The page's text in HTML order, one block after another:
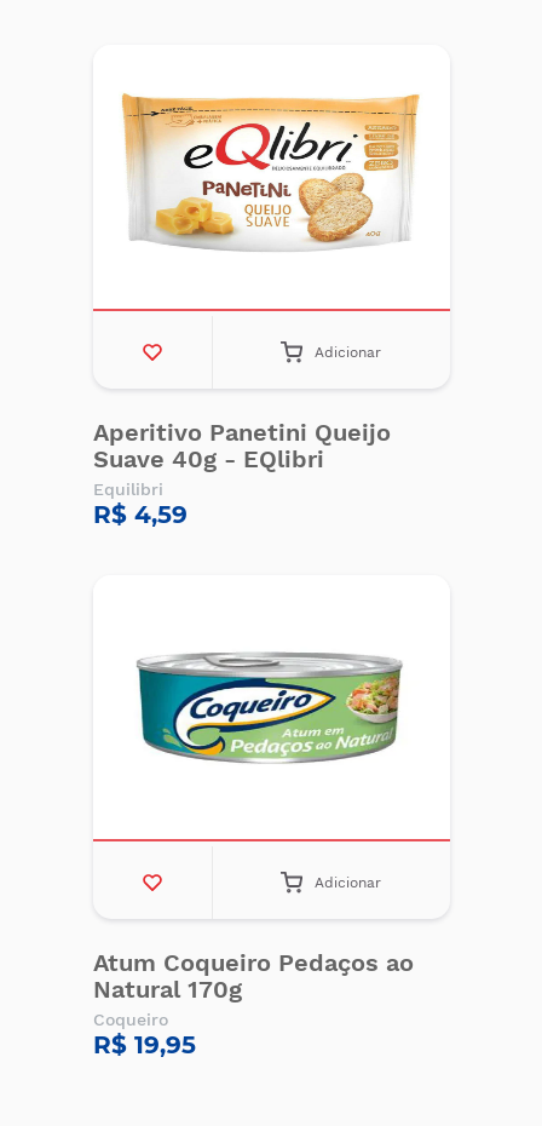
Adicionar
Aperitivo Panetini Queijo
Suave 40g - EQlibri
Equilibri
R$ 4,59
Adicionar
Atum Coqueiro Pedaços ao
Natural 170g
Coqueiro
R$ 19,95